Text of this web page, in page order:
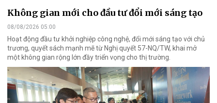
Không gian mới cho đầu tư đổi mới sáng tạo
08/08/2026 05:00
Hoạt động đầu tư khởi nghiệp công nghệ, đổi mới sáng tạo với chủ
trương, quyết sách mạnh mẽ từ Nghị quyết 57-NQ/TW, khai mở
một không gian rộng lớn đầy triển vọng cho thị trường.